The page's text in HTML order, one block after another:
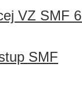
VZ SMF
SMF